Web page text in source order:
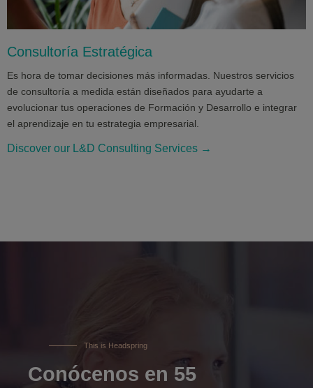
Consultoría Estratégica
Es hora de tomar decisiones más informadas. Nuestros servicios
de consultoría a medida están diseñados para ayudarte a
evolucionar tus operaciones de Formación y Desarrollo e integrar
el aprendizaje en tu estrategia empresarial.
Discover our L&D Consulting Services →
This is Headspring
Conócenos en 55